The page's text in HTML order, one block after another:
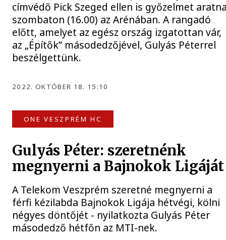
címvédő Pick Szeged ellen is győzelmet
szombaton (16.00) az Arénában. A rangadó
előtt, amelyet az egész ország izgatottan vár,
az „Építők” másodedzőjével, Gulyás Péterrel
beszélgettünk.
2022. OKTÓBER 18. 15:10
ONE VESZPRÉM HC
Gulyás Péter: szeretnénk
megnyerni a Bajnokok Ligáját
A Telekom Veszprém szeretné megnyerni a
férfi kézilabda Bajnokok Ligája hétvégi, kölni
négyes döntőjét - nyilatkozta Gulyás Péter
másodedző hétfőn az MTI-nek.